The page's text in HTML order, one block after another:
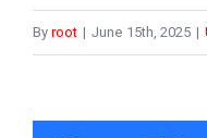
By root | June 15th, 2025 |